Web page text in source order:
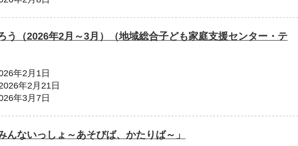
う（2026年2月～3月）（地域総合子ども家庭支援センター・テ
年2月1日
年2月21日
年3月7日
んないっしょ～あそびば、かたりば～」